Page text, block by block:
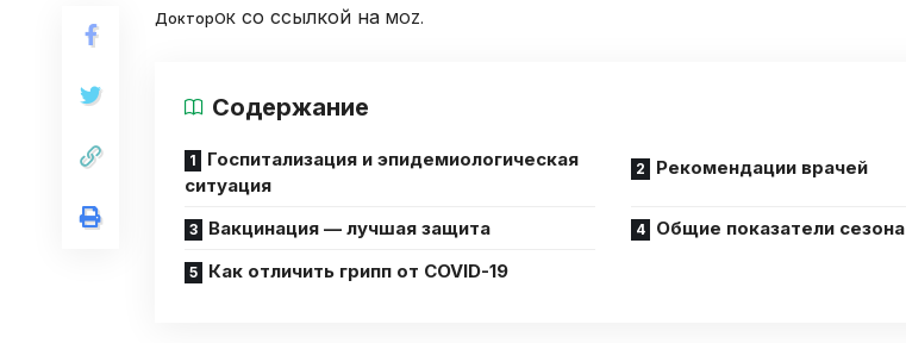
ДокторОК со ссылкой на MOZ.
Содержание
Госпитализация и эпидемиологическая
ситуация
Рекомендации врачей
Вакцинация — лучшая защита
Общие показатели сезона
Как отличить грипп от COVID-19